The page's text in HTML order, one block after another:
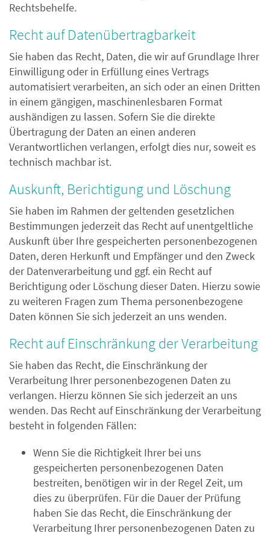
Rechtsbehelfe.
Recht auf Daten­übertrag­barkeit
Sie haben das Recht, Daten, die wir auf Grundlage Ihrer
Einwilligung oder in Erfüllung eines Vertrags
automatisiert verarbeiten, an sich oder an einen Dritten
in einem gängigen, maschinenlesbaren Format
aushändigen zu lassen. Sofern Sie die direkte
Übertragung der Daten an einen anderen
Verantwortlichen verlangen, erfolgt dies nur, soweit es
technisch machbar ist.
Auskunft, Berichtigung und Löschung
Sie haben im Rahmen der geltenden gesetzlichen
Bestimmungen jederzeit das Recht auf unentgeltliche
Auskunft über Ihre gespeicherten personenbezogenen
Daten, deren Herkunft und Empfänger und den Zweck
der Datenverarbeitung und ggf. ein Recht auf
Berichtigung oder Löschung dieser Daten. Hierzu sowie
zu weiteren Fragen zum Thema personenbezogene
Daten können Sie sich jederzeit an uns wenden.
Recht auf Einschränkung der Verarbeitung
Sie haben das Recht, die Einschränkung der
Verarbeitung Ihrer personenbezogenen Daten zu
verlangen. Hierzu können Sie sich jederzeit an uns
wenden. Das Recht auf Einschränkung der Verarbeitung
besteht in folgenden Fällen:
Wenn Sie die Richtigkeit Ihrer bei uns
gespeicherten personenbezogenen Daten
bestreiten, benötigen wir in der Regel Zeit, um
dies zu überprüfen. Für die Dauer der Prüfung
haben Sie das Recht, die Einschränkung der
Verarbeitung Ihrer personenbezogenen Daten zu